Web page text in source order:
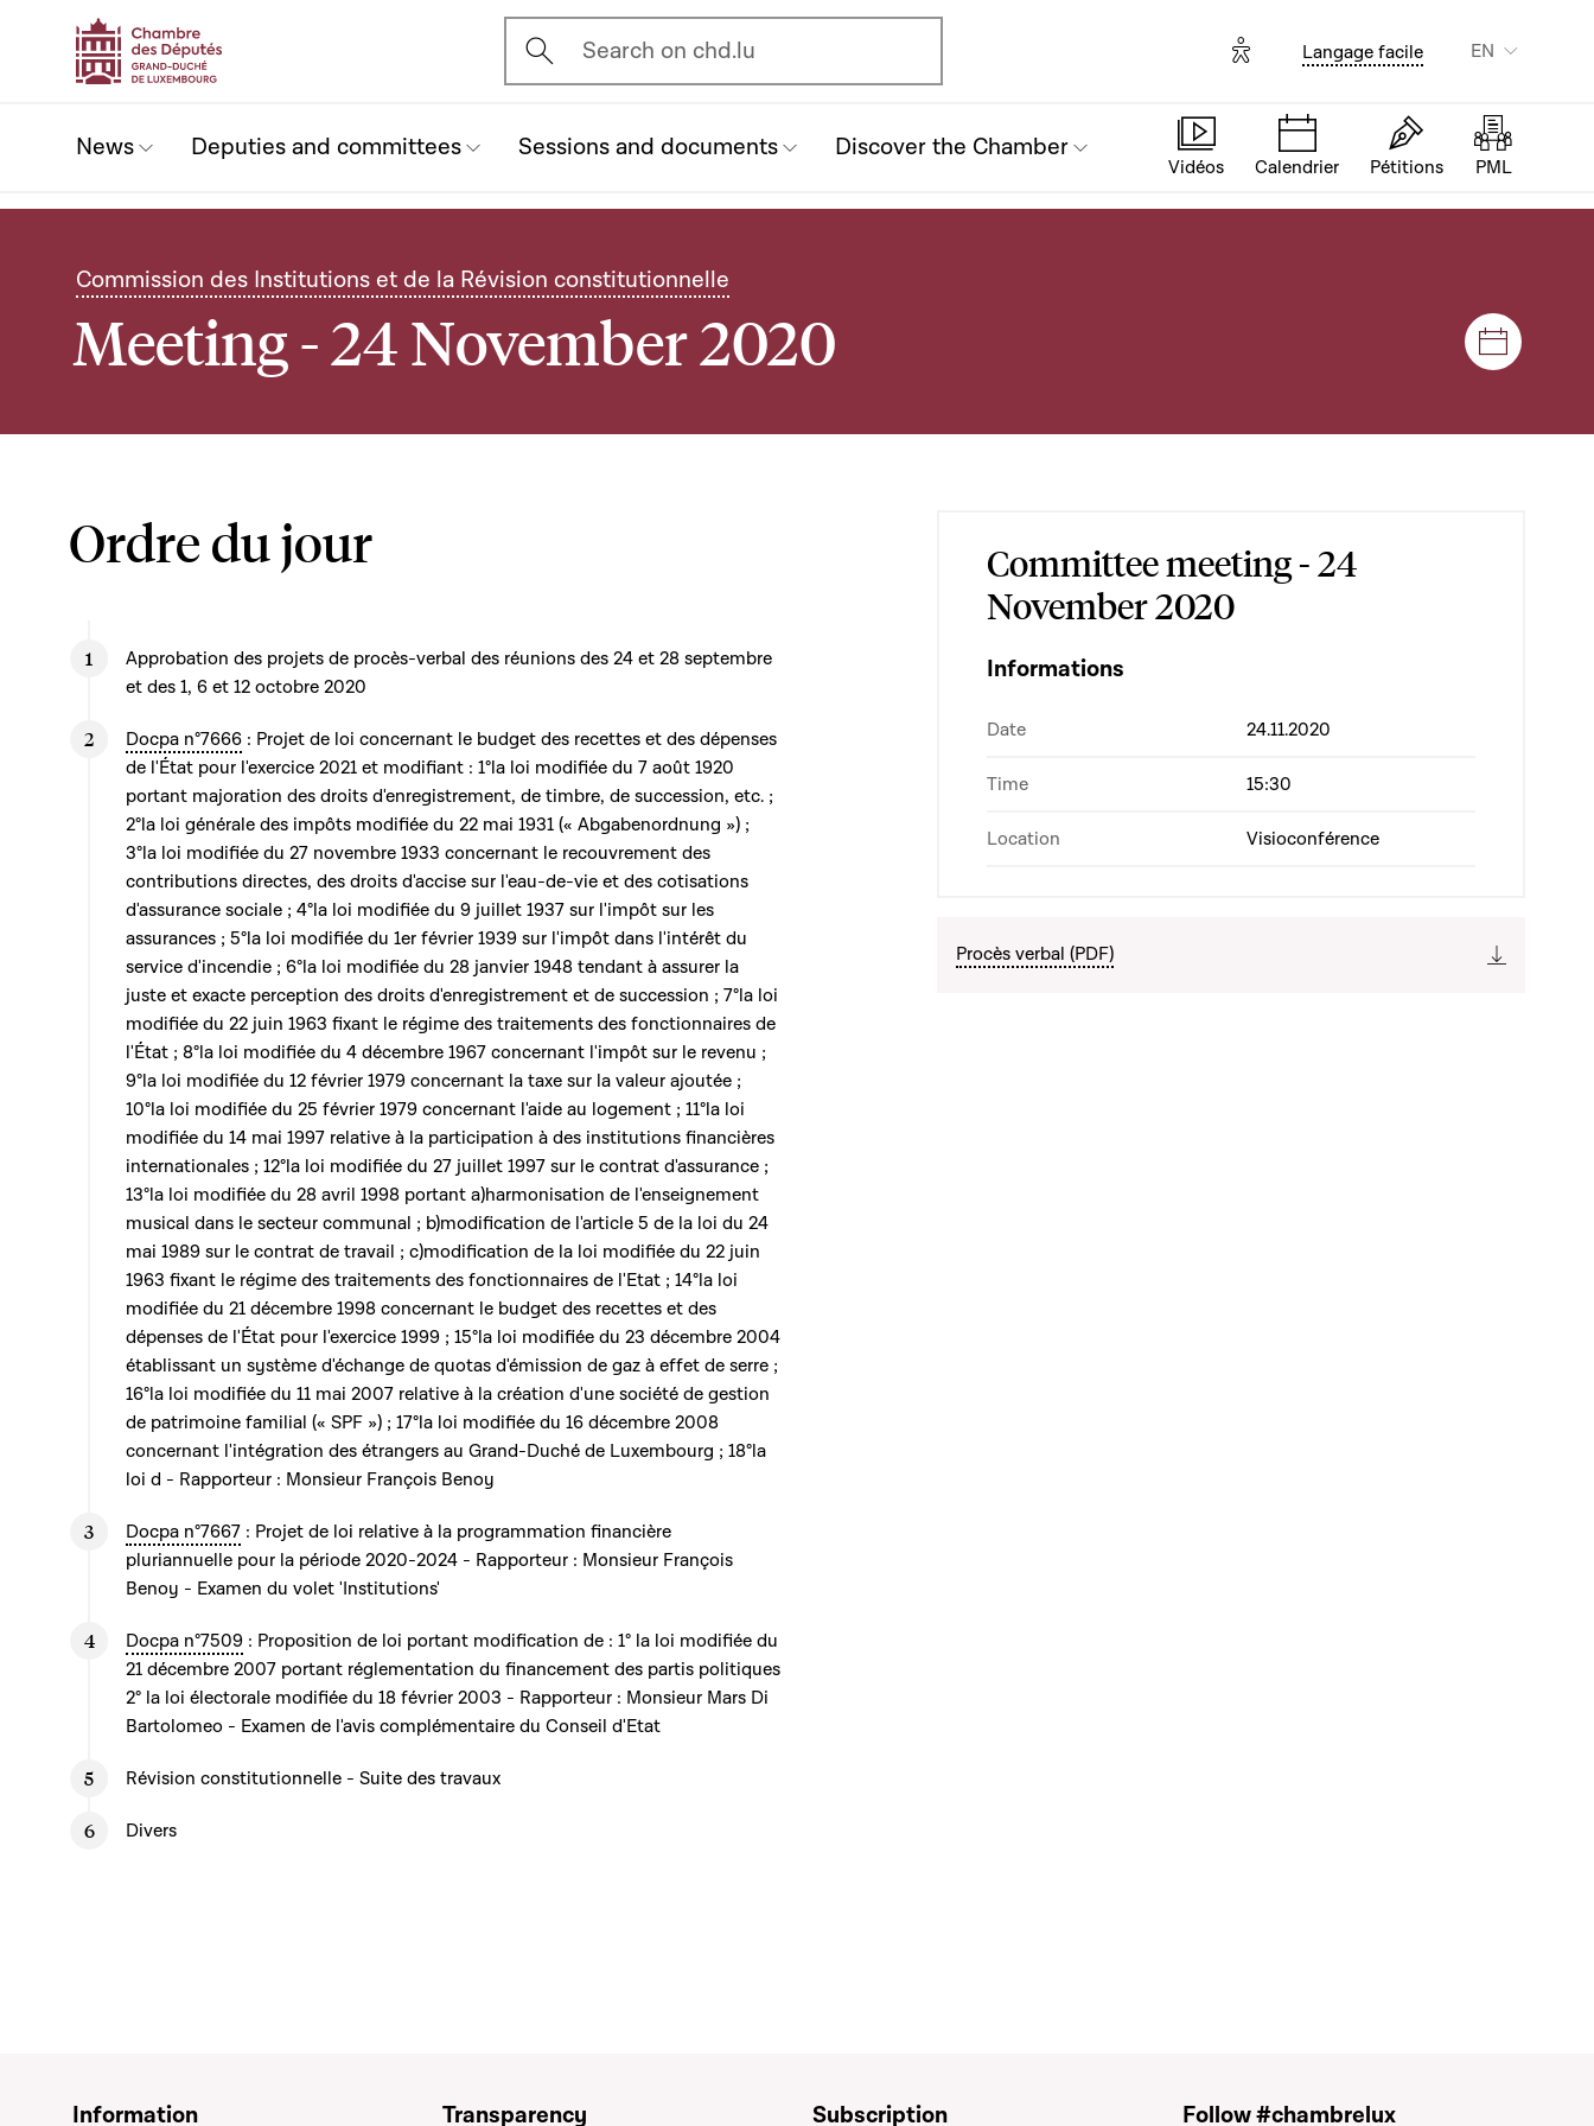
Ouvrir l'écran de recherche
Search on chd.lu Options d'accessibilité
Langage facile EN
News Deputies and committees Sessions and documents Discover the Chamber
Vidéos Calendrier Pétitions PML
Commission des Institutions et de la Révision constitutionnelle
Meeting - 24 November 2020 Sessions
Ordre du jour
Approbation des projets de procès-verbal des réunions des 24 et 28 septembre
et des 1, 6 et 12 octobre 2020
Docpa n°7666 : Projet de loi concernant le budget des recettes et des dépenses
de l'État pour l'exercice 2021 et modifiant : 1°la loi modifiée du 7 août 1920
portant majoration des droits d'enregistrement, de timbre, de succession, etc. ;
2°la loi générale des impôts modifiée du 22 mai 1931 (« Abgabenordnung ») ;
3°la loi modifiée du 27 novembre 1933 concernant le recouvrement des
contributions directes, des droits d'accise sur l'eau-de-vie et des cotisations
d'assurance sociale ; 4°la loi modifiée du 9 juillet 1937 sur l'impôt sur les
assurances ; 5°la loi modifiée du 1er février 1939 sur l'impôt dans l'intérêt du
service d'incendie ; 6°la loi modifiée du 28 janvier 1948 tendant à assurer la
juste et exacte perception des droits d'enregistrement et de succession ; 7°la loi
modifiée du 22 juin 1963 fixant le régime des traitements des fonctionnaires de
l'État ; 8°la loi modifiée du 4 décembre 1967 concernant l'impôt sur le revenu ;
9°la loi modifiée du 12 février 1979 concernant la taxe sur la valeur ajoutée ;
10°la loi modifiée du 25 février 1979 concernant l'aide au logement ; 11°la loi
modifiée du 14 mai 1997 relative à la participation à des institutions financières
internationales ; 12°la loi modifiée du 27 juillet 1997 sur le contrat d'assurance ;
13°la loi modifiée du 28 avril 1998 portant a)harmonisation de l'enseignement
musical dans le secteur communal ; b)modification de l'article 5 de la loi du 24
mai 1989 sur le contrat de travail ; c)modification de la loi modifiée du 22 juin
1963 fixant le régime des traitements des fonctionnaires de l'Etat ; 14°la loi
modifiée du 21 décembre 1998 concernant le budget des recettes et des
dépenses de l'État pour l'exercice 1999 ; 15°la loi modifiée du 23 décembre 2004
établissant un système d'échange de quotas d'émission de gaz à effet de serre ;
16°la loi modifiée du 11 mai 2007 relative à la création d'une société de gestion
de patrimoine familial (« SPF ») ; 17°la loi modifiée du 16 décembre 2008
concernant l'intégration des étrangers au Grand-Duché de Luxembourg ; 18°la
loi d - Rapporteur : Monsieur François Benoy
Docpa n°7667 : Projet de loi relative à la programmation financière
pluriannuelle pour la période 2020-2024 - Rapporteur : Monsieur François
Benoy - Examen du volet 'Institutions'
Docpa n°7509 : Proposition de loi portant modification de : 1° la loi modifiée du
21 décembre 2007 portant réglementation du financement des partis politiques
2° la loi électorale modifiée du 18 février 2003 - Rapporteur : Monsieur Mars Di
Bartolomeo - Examen de l'avis complémentaire du Conseil d'Etat
Révision constitutionnelle - Suite des travaux
Divers
Committee meeting - 24
November 2020
Informations
Date 24.11.2020
Time 15:30
Location Visioconférence
Procès verbal (PDF)
Information Transparency Subscription Follow #chambrelux